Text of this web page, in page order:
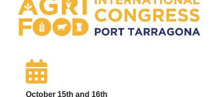
October 15th and 16th